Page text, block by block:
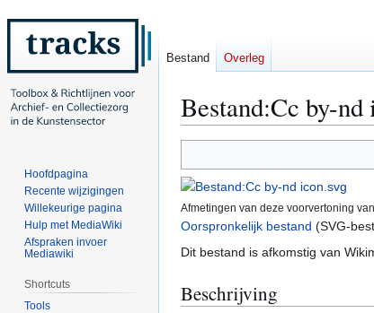
Bestand:Cc by-nd
navigatie
springen
zoeken
springen
Afmetingen van deze voorvertoning
Oorspronkelijk bestand (SVG-
Dit bestand is afkomstig van
Beschrijving
Bestand Overleg
Hoofdpagina
Recente wijzigingen
Willekeurige pagina
Hulp met MediaWiki
Afspraken invoer
Mediawiki
Shortcuts
Tools